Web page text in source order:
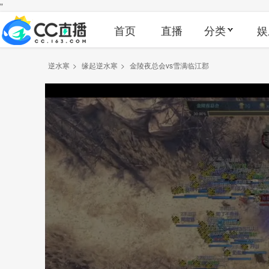
"
首页 直播 分类
逆水寒 > 缘起逆水寒 > 金陵夜总会vs雪满临江郡